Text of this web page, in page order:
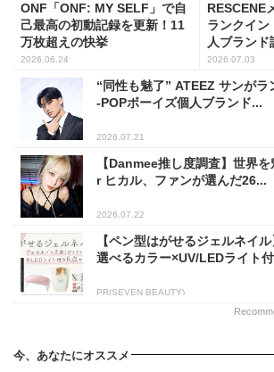
ONF「ONF: MY SELF」で自
己最高の初動記録を更新！11
万枚超えの快挙
2026.06.24
RESCENE
ランクイン
人ブランド
2026.07.03
“同性も魅了” ATEEZ サンが
-POPボーイズ個人ブランド...
2026.07.21
【Danmee推し度調査】世界
r ヒカル、ファンが選んだ26...
2026.07.22
【ペン型はがせるジェルネイ
選べるカラー×UV/LEDライト付
PR(SEVEN BEAUTY)
今、あなたにオススメ